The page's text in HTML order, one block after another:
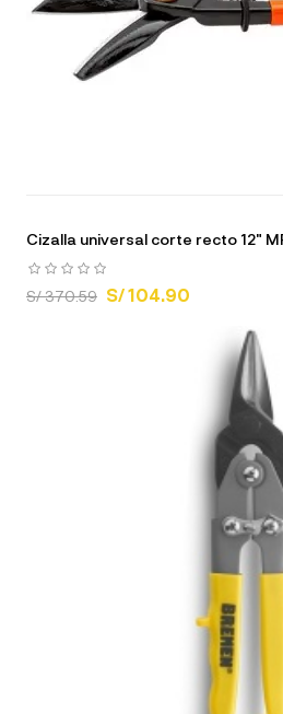
Cizalla universal corte recto 12"
S/ 370.59 S/ 104.90